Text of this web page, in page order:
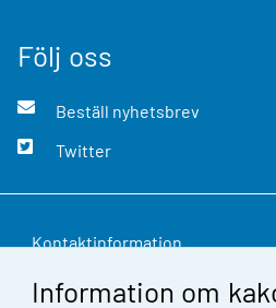
Information om
Följ oss
Beställ nyhetsbrev
Twitter
Kontaktinformation
Respons